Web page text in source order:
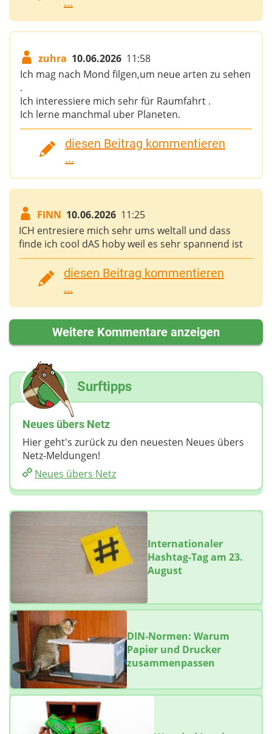
zuhra 10.06.2026 11:58
Ich mag nach Mond filgen,um neue arten zu sehen
.
Ich interessiere mich sehr für Raumfahrt .
Ich lerne manchmal uber Planeten.
diesen Beitrag kommentieren
...
FINN 10.06.2026 11:25
ICH entresiere mich sehr ums weltall und dass
finde ich cool dAS hoby weil es sehr spannend ist
diesen Beitrag kommentieren
...
Weitere Kommentare anzeigen
Surftipps
Neues übers Netz
Hier geht's zurück zu den neuesten Neues übers
Netz-Meldungen!
Neues übers Netz
Internationaler
Hashtag-Tag am 23.
August
DIN-Normen: Warum
Papier und Drucker
zusammenpassen